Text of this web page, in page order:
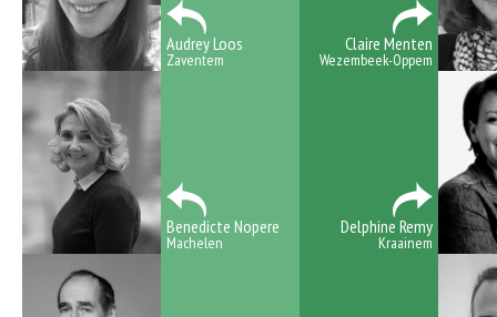
Audrey Loos
Zaventem
Claire Menten
Wezembeek-Oppem
Benedicte Nopere
Machelen
Delphine Remy
Kraainem